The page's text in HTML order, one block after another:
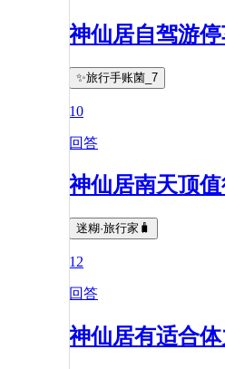
神仙居自驾游
✨旅行手账菌_7
10
回答
神仙居南天顶
迷糊·旅行家🧳
12
回答
神仙居有适合